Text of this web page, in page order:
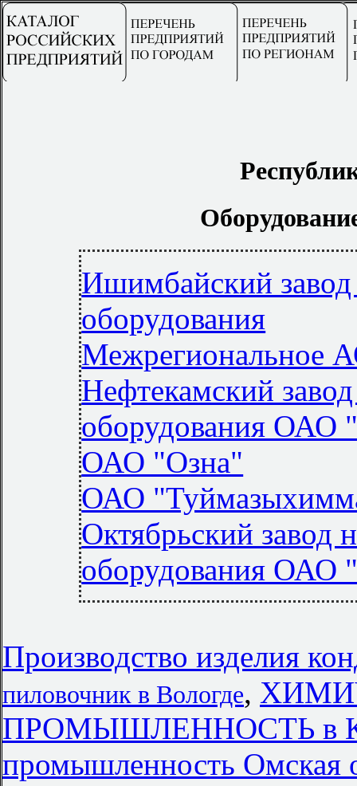
Ишимбайский
оборудования
Межрегиональное
Нефтекамский
оборудования ОАО
ОАО "Озна"
ОАО
Октябрьский завод
оборудования ОАО
Производство изделия
пиловочник в Вологде,
ПРОМЫШЛЕННОСТЬ в
промышленность Омская